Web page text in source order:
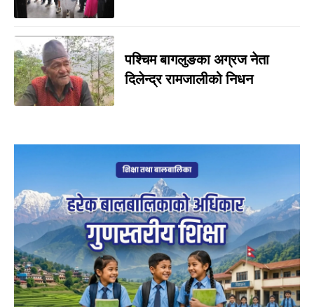
पश्चिम बागलुङका अग्रज नेता
दिलेन्द्र रामजालीको निधन